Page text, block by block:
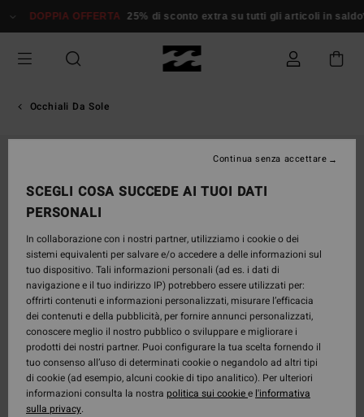
alle
prodotto
DOPPIA OFFERTA 25% di sconto extra su tutti gli articoli in saldo*
Occhiali Da Sole
SCEGLI COSA SUCCEDE AI TUOI DATI
PERSONALI
In collaborazione con i nostri partner, utilizziamo i cookie o dei
sistemi equivalenti per salvare e/o accedere a delle informazioni sul
tuo dispositivo. Tali informazioni personali (ad es. i dati di
navigazione e il tuo indirizzo IP) potrebbero essere utilizzati per:
offrirti contenuti e informazioni personalizzati, misurare l’efficacia
dei contenuti e della pubblicità, per fornire annunci personalizzati,
conoscere meglio il nostro pubblico o sviluppare e migliorare i
prodotti dei nostri partner. Puoi configurare la tua scelta fornendo il
tuo consenso all’uso di determinati cookie o negandolo ad altri tipi
di cookie (ad esempio, alcuni cookie di tipo analitico). Per ulteriori
informazioni consulta la nostra politica sui cookiee l'informativa
sulla privacy.
Continua senza accettare